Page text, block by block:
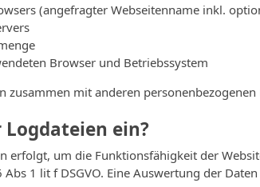
(angefragter Webseitenname inkl.
Browser und Betriebssystem
zusammen mit anderen
ein?
erfolgt, um die Funktionsfähigkeit der
1 lit f DSGVO. Eine Auswertung der